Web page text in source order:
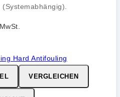
(Systemabhängig).
VERGLEICHEN